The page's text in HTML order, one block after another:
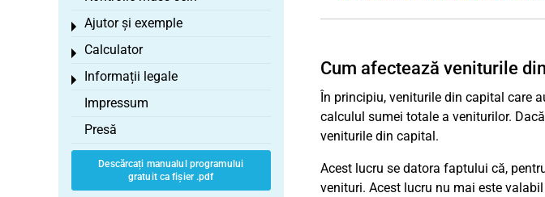
Cum afectează veniturile
În principiu, veniturile din capital care
calculul sumei totale a veniturilor.
veniturile din capital.
Acest lucru se datora faptului că,
venituri. Acest lucru nu mai este
Ajutor și exemple
Toggle menu
Calculator
Toggle menu
Informații legale
Toggle menu
Impressum
Presă
Descărcați manualul programului
gratuit ca fișier .pdf